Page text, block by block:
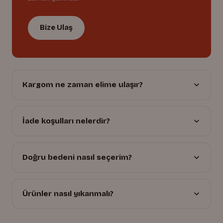
Bize Ulaş
Kargom ne zaman elime ulaşır?
İade koşulları nelerdir?
Doğru bedeni nasıl seçerim?
Ürünler nasıl yıkanmalı?